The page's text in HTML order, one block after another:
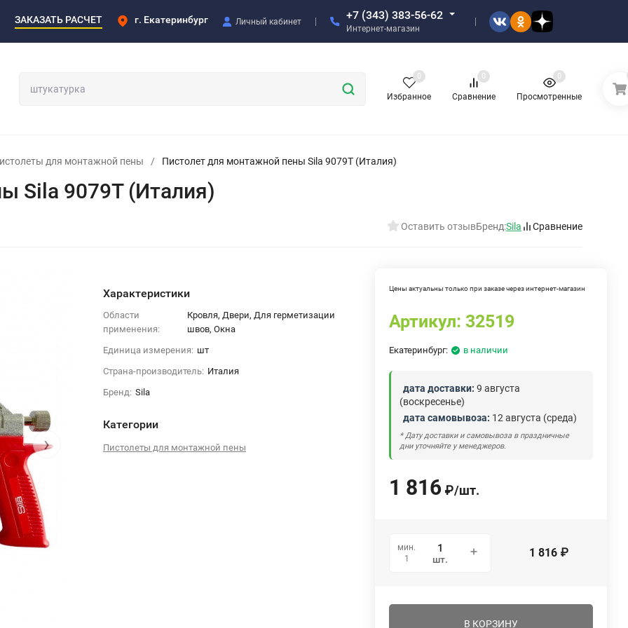
ЗАКАЗАТЬ РАСЧЕТ г. Екатеринбург Личный кабинет +7 (343) 383-56-62
Интернет-магазин
Избранное
0
Сравнение
0
Просмотренные
0
для монтажной пены / Пистолет для монтажной пены Sila 9079T (Италия)
Sila 9079T (Италия)
Оставить отзывБренд:Sila Сравнение
›
Характеристики
Области
применения:
Кровля, Двери, Для герметизации
швов, Окна
Единица измерения: шт
Страна-производитель: Италия
Бренд: Sila
Категории
Пистолеты для монтажной пены
Цены актуальны только при заказе через интернет-магазин
Артикул:32519
Екатеринбург: в наличии
дата доставки: 9 августа
(воскресенье)
дата самовывоза: 12 августа (среда)
* Дату доставки и самовывоза в праздничные
дни уточняйте у менеджеров.
1 816 ₽/шт.
мин.
1
шт. 1 816 ₽
В КОРЗИНУ